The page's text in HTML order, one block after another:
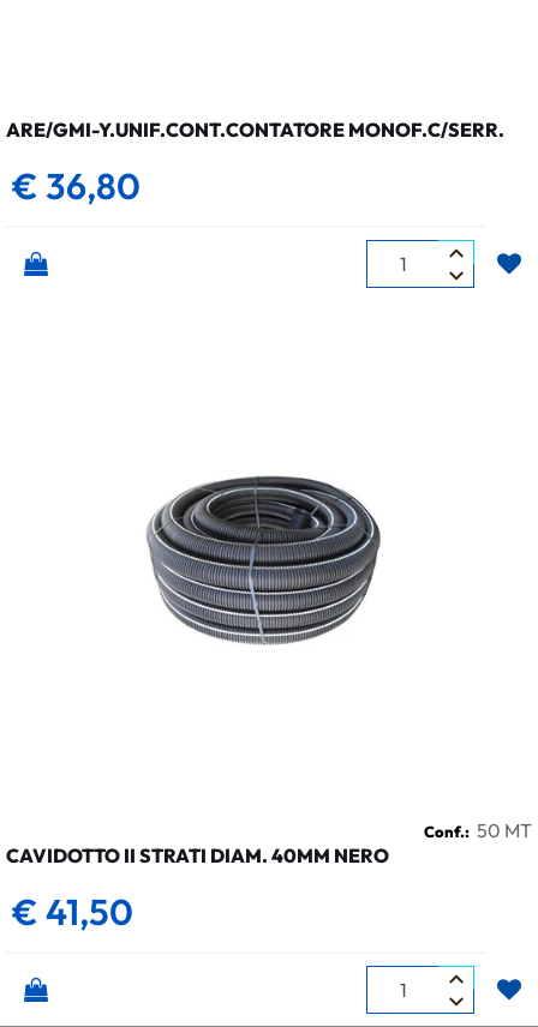
ARE/GMI-Y.UNIF.CONT.CONTATORE MONOF.C/SERR.
€ 36,80
Quantità
Conf.: 50 MT
CAVIDOTTO II STRATI DIAM. 40MM NERO
€ 41,50
Quantità